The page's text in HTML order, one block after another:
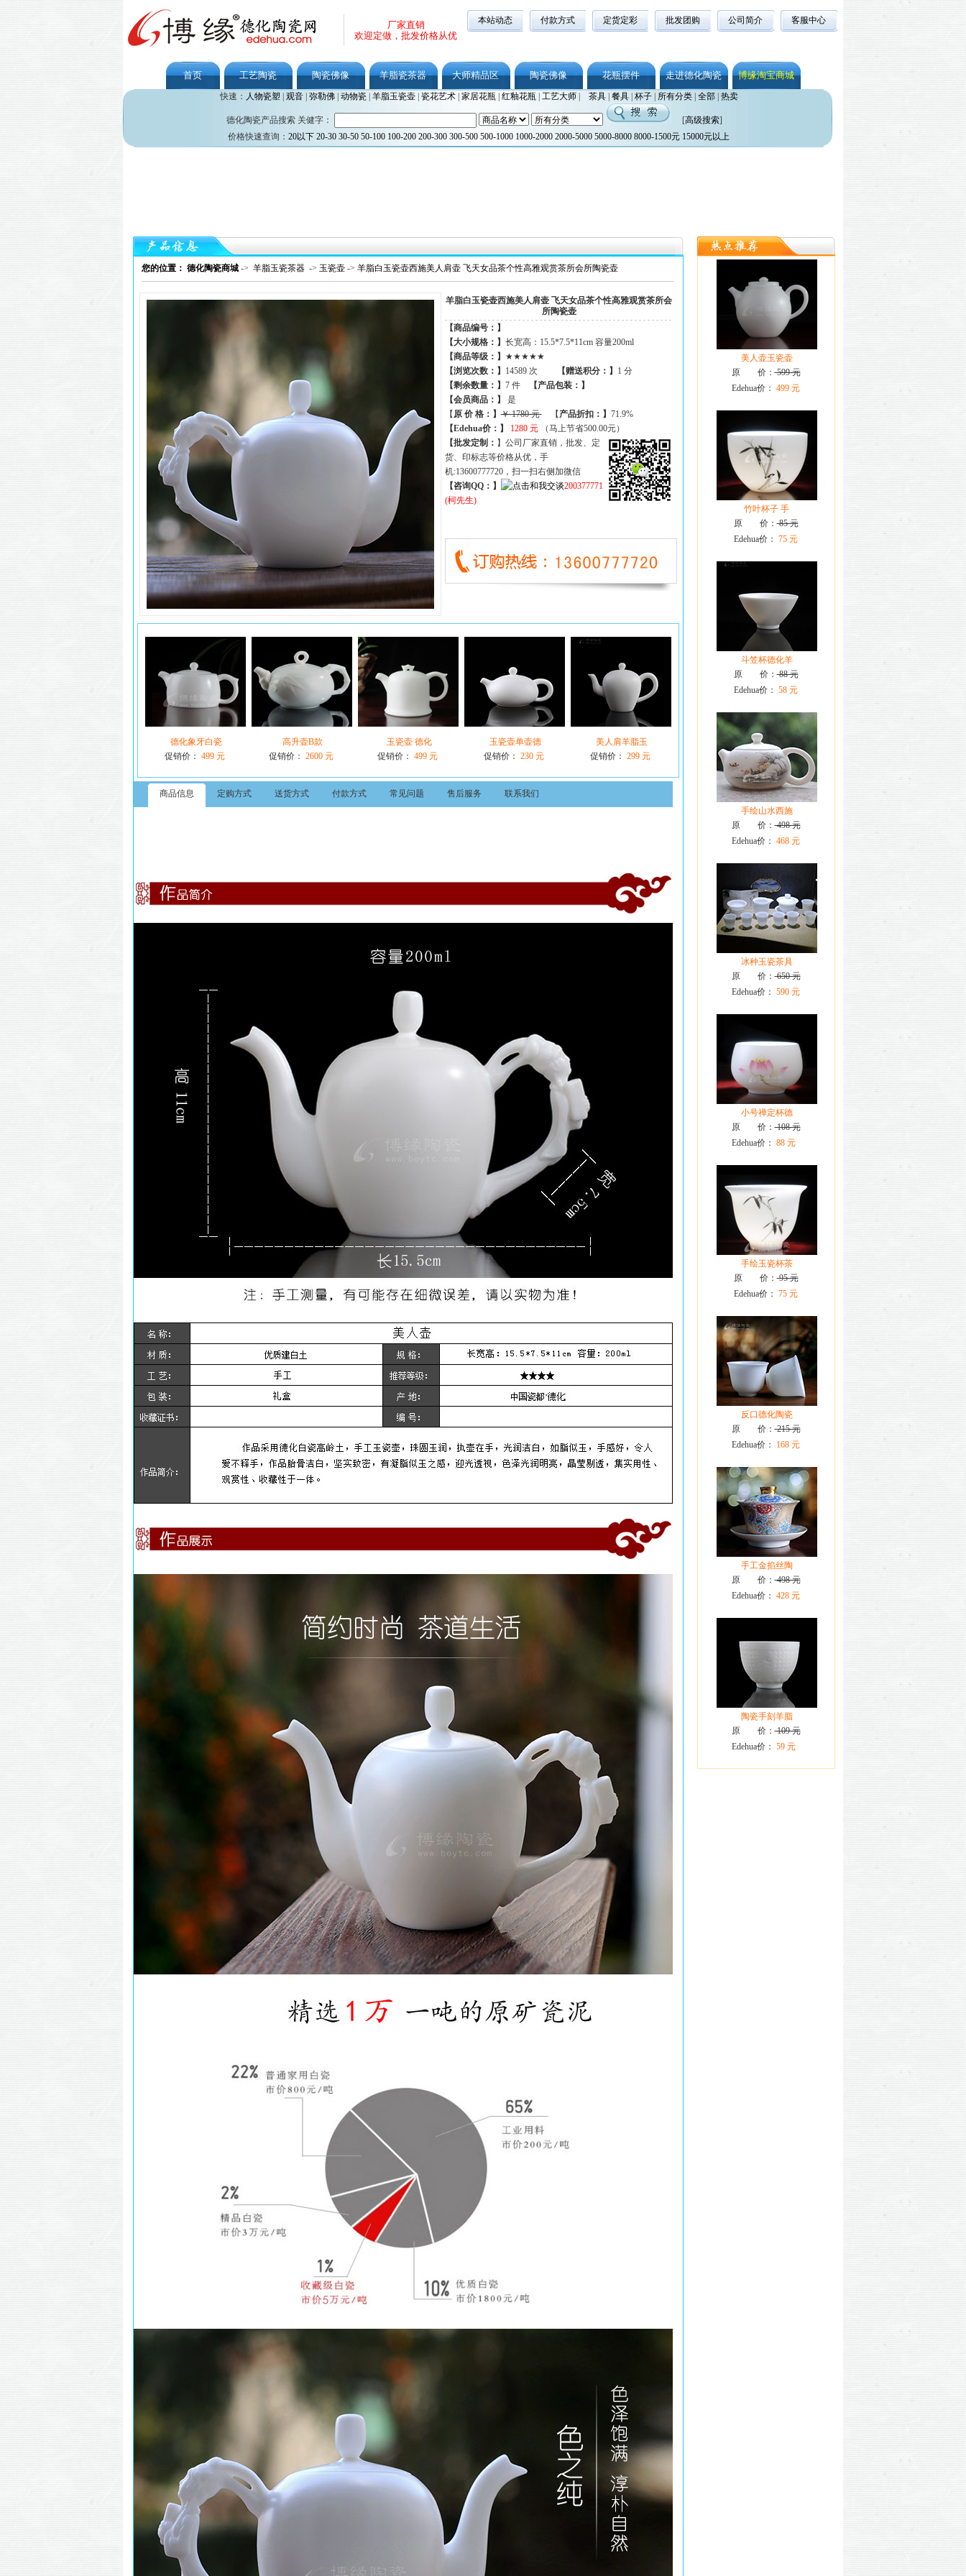
厂家直销
欢迎定做，批发价格从优
本站动态 付款方式 定货定彩 批发团购 公司简介 客服中心
首页 工艺陶瓷 陶瓷佛像 羊脂瓷茶器 大师精品区 陶瓷佛像 花瓶摆件 走进德化陶瓷 博缘淘宝商城
快速： 人物瓷塑 观音| 弥勒佛| 动物瓷| 羊脂玉瓷壶| 瓷花艺术| 家居花瓶| 红釉花瓶| 工艺大师| 茶具| 餐具| 杯子| 所有分类| 全部| 热卖
德化陶瓷产品搜索 关健字： [高级搜索]
价格快速查询： 20以下 20-30 30-50 50-100 100-200 200-300 300-500 500-1000 1000-2000 2000-5000 5000-8000 8000-1500元 15000元以上
您的位置： 德化陶瓷商城 -> 羊脂玉瓷茶器 -> 玉瓷壶 -> 羊脂白玉瓷壶西施美人肩壶 飞天女品茶个性高雅观赏茶所会所陶瓷壶
羊脂白玉瓷壶西施美人肩壶 飞天女品茶个性高雅观赏茶所会
所陶瓷壶
【商品编号：】
【大小规格：】 长宽高：15.5*7.5*11cm 容量200ml
【商品等级：】
★★★★★
【浏览次数：】 14589 次 【赠送积分：】
1 分
【剩余数量：】 7 件【产品包装：】
【会员商品： 】
是
【 原 价 格： 】￥ 1780 元【 产品折扣： 】 71.9%
【Edehua价：】
1280 元
（马上节省500.00元）
【批发定制： 】公司厂家直销，批发、定
货、印标志等价格从优，手
机:13600777720，扫一扫右侧加微信
【咨询QQ：】
200377771
(柯先生)
德化象牙白瓷
促销价： 499 元
高升壶B款
促销价： 2600 元
玉瓷壶 德化
促销价： 499 元
玉瓷壶单壶德
促销价： 230 元
美人肩羊脂玉
促销价： 299 元
商品信息 定购方式 送货方式 付款方式 常见问题 售后服务 联系我们
美人壶玉瓷壶
原 价：599 元
Edehua价： 499 元
竹叶杯子 手
原 价：85 元
Edehua价： 75 元
斗笠杯德化羊
原 价：88 元
Edehua价： 58 元
手绘山水西施
原 价：498 元
Edehua价： 468 元
冰种玉瓷茶具
原 价：650 元
Edehua价： 590 元
小号禅定杯德
原 价：108 元
Edehua价： 88 元
手绘玉瓷杯茶
原 价：95 元
Edehua价： 75 元
反口德化陶瓷
原 价：215 元
Edehua价：
168 元
手工金掐丝陶
原 价：498 元
Edehua价： 428 元
陶瓷手刻羊脂
原 价：109 元
Edehua价： 59 元